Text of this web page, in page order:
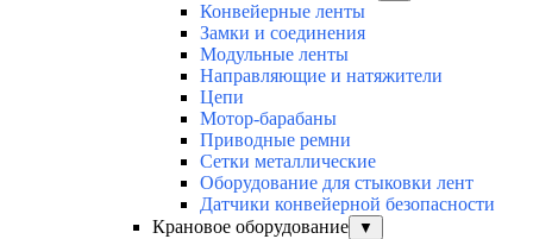
Конвейерные ленты
Замки и соединения
Модульные ленты
Направляющие и натяжители
Цепи
Мотор-барабаны
Приводные ремни
Сетки металлические
Оборудование для стыковки лент
Датчики конвейерной безопасности
Крановое оборудование
▼